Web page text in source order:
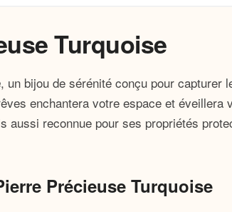
Turquoise
, un bijou de sérénité conçu pour
enchantera votre espace et
aussi reconnue pour ses propriétés
Précieuse Turquoise